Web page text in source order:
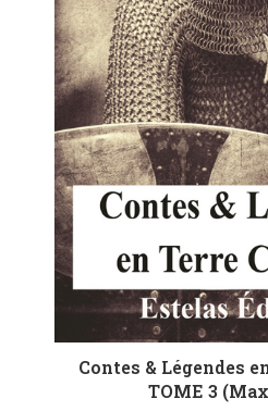
Contes & Légendes
TOME 3